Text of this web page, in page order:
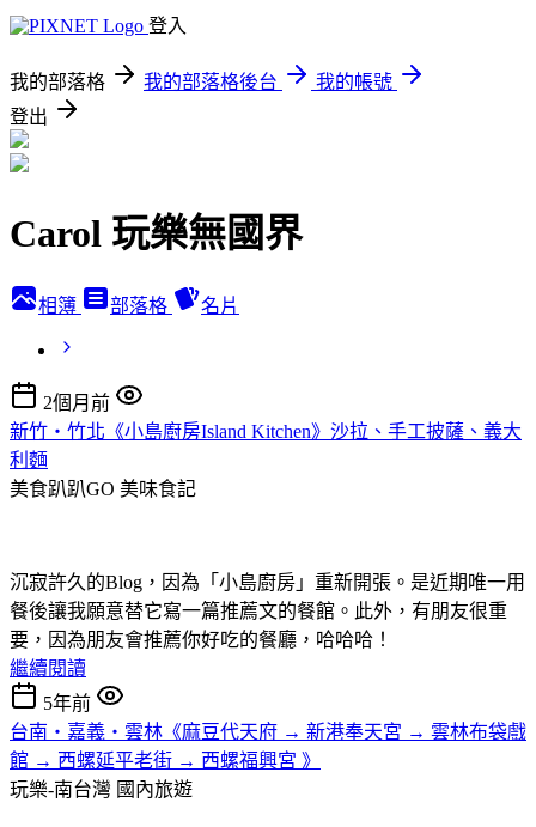
登入
我的部落格 我的部落格後台
我的帳號
登出
Carol 玩樂無國界
相簿 部落格 名片
2個月前
新竹‧竹北《小島廚房Island Kitchen》沙拉、手工披薩、義大
利麵
美食趴趴GO 美味食記
沉寂許久的Blog，因為「小島廚房」重新開張。是近期唯一用
餐後讓我願意替它寫一篇推薦文的餐館。此外，有朋友很重
要，因為朋友會推薦你好吃的餐廳，哈哈哈！
繼續閱讀
5年前
台南‧嘉義‧雲林《麻豆代天府 → 新港奉天宮 → 雲林布袋戲
館 → 西螺延平老街 → 西螺福興宮 》
玩樂-南台灣 國內旅遊